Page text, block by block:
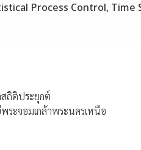
Process Control,
ถิติประยุกต์
ระจอมเกล้าพระนครเหนือ